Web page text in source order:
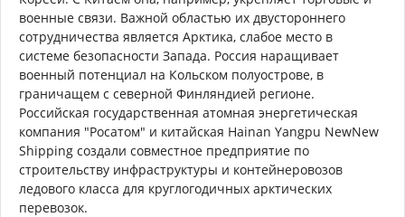
военные связи. Важной областью их двустороннего
сотрудничества является Арктика, слабое место в
системе безопасности Запада. Россия наращивает
военный потенциал на Кольском полуострове, в
граничащем с северной Финляндией регионе.
Российская государственная атомная энергетическая
компания "Росатом" и китайская Hainan Yangpu NewNew
Shipping создали совместное предприятие по
строительству инфраструктуры и контейнеровозов
ледового класса для круглогодичных арктических
перевозок.